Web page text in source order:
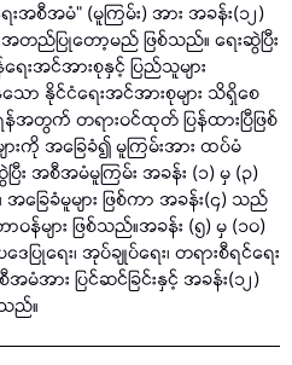
အစီအမံ” (မူကြမ်း) အား အခန်း(၁၂)
မီ အတည်ပြုတော့မည် ဖြစ်သည်။ ရေးဆွဲပြီး
းအင်အားစုနှင့် ပြည်သူများ
ာ နိုင်ငံရေးအင်အားစုများ သိရှိစေ
န်အတွက် တရားဝင်ထုတ် ပြန်ထားပြီဖြစ်
ားကို အခြေခံ၍ မူကြမ်းအား ထပ်မံ
း အစီအမံမူကြမ်း အခန်း (၁) မှ (၃)
ေခံမူများ ဖြစ်ကာ အခန်း(၄) သည်
န်များ ဖြစ်သည်။အခန်း (၅) မှ (၁၀)
ြုရေး၊ အုပ်ချုပ်ရေး၊ တရားစီရင်ရေး
မံအား ပြင်ဆင်ခြင်းနှင့် အခန်း(၁၂)
သည်။